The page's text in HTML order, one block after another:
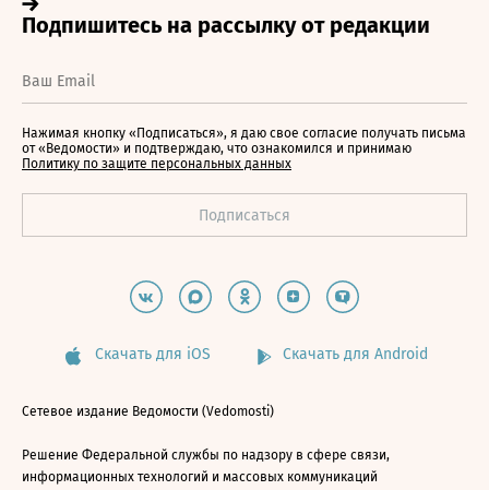
Нажимая кнопку «Подписаться», я даю свое согласие получать письма
от «Ведомости» и подтверждаю, что ознакомился и принимаю
Политику по защите персональных данных
Скачать для iOS Скачать для Android
Сетевое издание Ведомости (Vedomosti)
Решение Федеральной службы по надзору в сфере связи,
информационных технологий и массовых коммуникаций